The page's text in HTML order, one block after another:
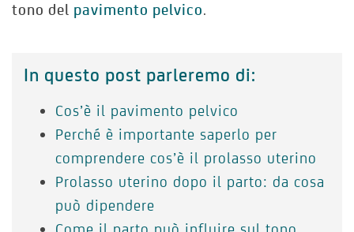
tono del pavimento pelvico.
In questo post parleremo di:
Cos’è il pavimento pelvico
Perché è importante saperlo per
comprendere cos’è il prolasso uterino
Prolasso uterino dopo il parto: da cosa
può dipendere